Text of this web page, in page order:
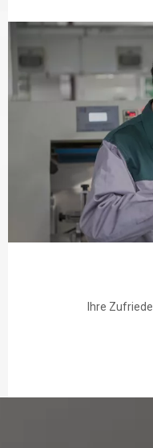
Ihre